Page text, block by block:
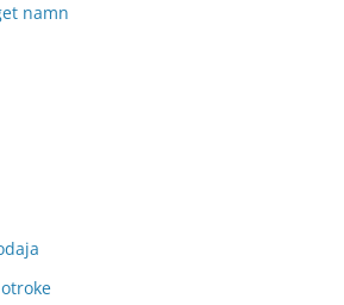
namn